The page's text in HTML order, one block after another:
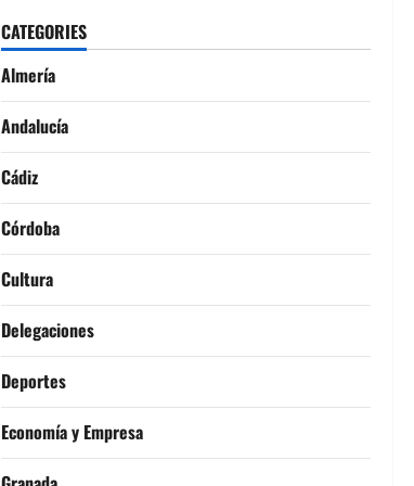
CATEGORIES
Almería
Andalucía
Cádiz
Córdoba
Cultura
Delegaciones
Deportes
Economía y Empresa